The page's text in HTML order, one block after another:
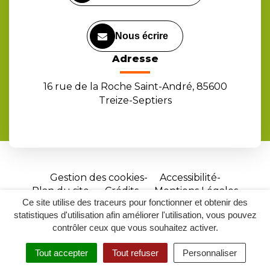
Ce site utilise des traceurs pour fonctionner et obtenir des
statistiques d'utilisation afin améliorer l'utilisation, vous pouvez
contrôler ceux que vous souhaitez activer.
Tout accepter Tout refuser Personnaliser
RECHERCHER
ACCESSIBILITÉ
Nous écrire
Adresse
16 rue de la Roche Saint-André, 85600
Treize-Septiers
Gestion des cookies
Accessibilité
Plan du site
Crédits
Mentions Légales
Site
réalisé
par
Inovagora